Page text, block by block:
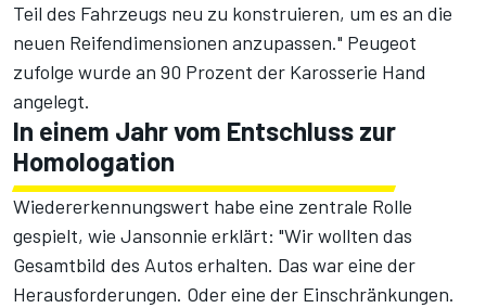
Teil des Fahrzeugs neu zu konstruieren, um es an die
neuen Reifendimensionen anzupassen." Peugeot
zufolge wurde an 90 Prozent der Karosserie Hand
angelegt.
In einem Jahr vom Entschluss zur
Homologation
Wiedererkennungswert habe eine zentrale Rolle
gespielt, wie Jansonnie erklärt: "Wir wollten das
Gesamtbild des Autos erhalten. Das war eine der
Herausforderungen. Oder eine der Einschränkungen.